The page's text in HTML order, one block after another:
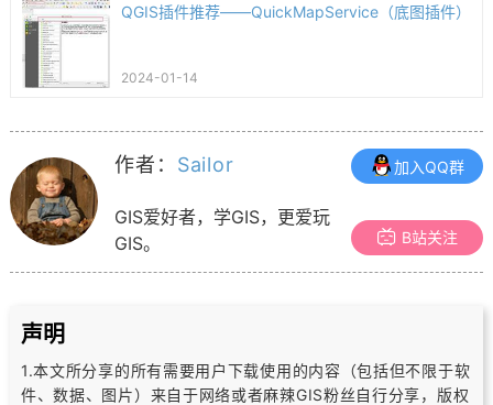
QGIS插件推荐——QuickMapService（底图插件）
2024-01-14
作者： Sailor
GIS爱好者，学GIS，更爱玩
GIS。
加入QQ群
B站关注
声明
1.本文所分享的所有需要用户下载使用的内容（包括但不限于软
件、数据、图片） 来自于网络或者麻辣GIS粉丝自行分享，版权